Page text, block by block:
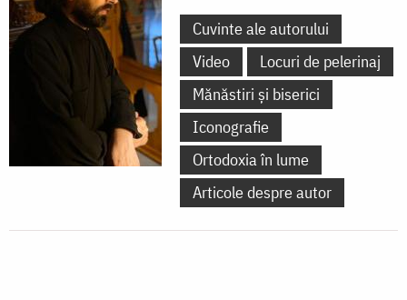
Cuvinte ale autorului
Video
Locuri de pelerinaj
Mănăstiri și biserici
Iconografie
Ortodoxia în lume
Articole despre autor